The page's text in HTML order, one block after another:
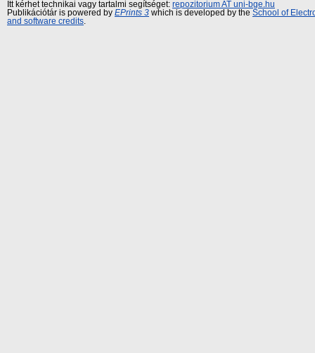
Itt kérhet technikai vagy tartalmi segítséget: repozitorium AT uni-bge.hu
Publikációtár is powered by EPrints 3 which is developed by the School of
and software credits